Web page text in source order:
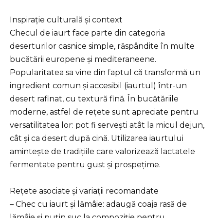
Inspirație culturală și context
Checul de iaurt face parte din categoria
deserturilor casnice simple, răspândite în multe
bucătării europene și mediteraneene.
Popularitatea sa vine din faptul că transformă un
ingredient comun și accesibil (iaurtul) într-un
desert rafinat, cu textură fină. În bucătăriile
moderne, astfel de rețete sunt apreciate pentru
versatilitatea lor: pot fi servești atât la micul dejun,
cât și ca desert după cină. Utilizarea iaurtului
amintește de tradițiile care valorizează lactatele
fermentate pentru gust și prospețime.
Rețete asociate și variații recomandate
– Chec cu iaurt și lămâie: adaugă coaja rasă de